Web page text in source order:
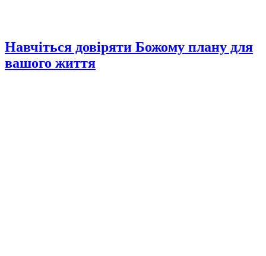
Навчіться довіряти Божому плану для
вашого життя